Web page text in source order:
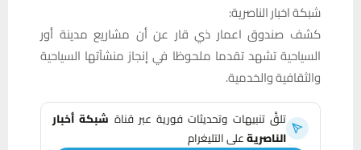
شبكة اخبار الناصرية:
كشف صندوق اعمار ذي قار عن أن مشاريع مدينة أور
السياحية تشهد تقدما ملحوظا في إنجاز منشآتها السياحية
والثقافية والخدمية.
تلقَّ تنبيهات وتحديثات فورية عبر قناة شبكة أخبار
الناصريةعلى التليغرام